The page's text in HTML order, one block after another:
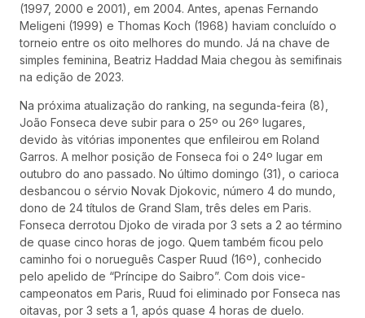
(1997, 2000 e 2001), em 2004. Antes, apenas Fernando
Meligeni (1999) e Thomas Koch (1968) haviam concluído o
torneio entre os oito melhores do mundo. Já na chave de
simples feminina, Beatriz Haddad Maia chegou às semifinais
na edição de 2023.
Na próxima atualização do ranking, na segunda-feira (8),
João Fonseca deve subir para o 25º ou 26º lugares,
devido às vitórias imponentes que enfileirou em Roland
Garros. A melhor posição de Fonseca foi o 24º lugar em
outubro do ano passado. No último domingo (31), o carioca
desbancou o sérvio Novak Djokovic, número 4 do mundo,
dono de 24 títulos de Grand Slam, três deles em Paris.
Fonseca derrotou Djoko de virada por 3 sets a 2 ao término
de quase cinco horas de jogo. Quem também ficou pelo
caminho foi o norueguês Casper Ruud (16º), conhecido
pelo apelido de “Príncipe do Saibro”. Com dois vice-
campeonatos em Paris, Ruud foi eliminado por Fonseca nas
oitavas, por 3 sets a 1, após quase 4 horas de duelo.